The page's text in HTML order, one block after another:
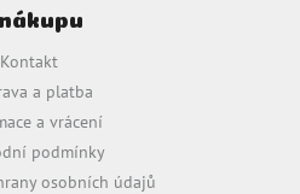
Kontakt
a platba
a vrácení
podmínky
osobních údajů